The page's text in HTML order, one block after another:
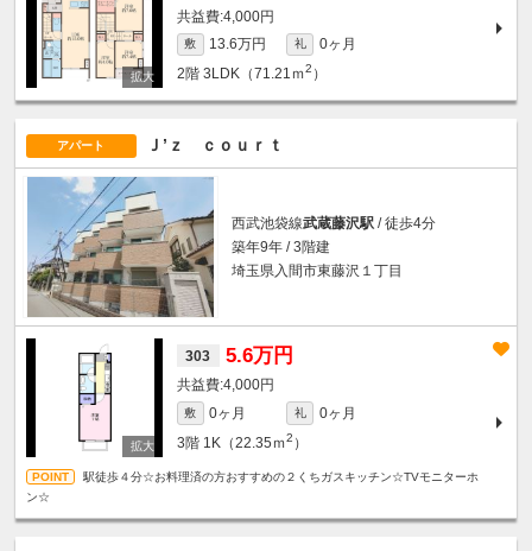
4,000円
敷 13.6万円 礼
0ヶ月
2階 3LDK（71.21ｍ2 ）
アパート Ｊ’ｚ ｃｏｕｒｔ
西武池袋線武蔵藤沢駅 / 徒歩4分
築年9年 / 3階建
埼玉県入間市東藤沢１丁目
303 5.6万円
4,000円
敷 0ヶ月 礼
0ヶ月
3階 1K（22.35ｍ2 ）
駅徒歩４分☆お料理済の方おすすめの２くちガスキッチン☆TVモニターホ
ン☆